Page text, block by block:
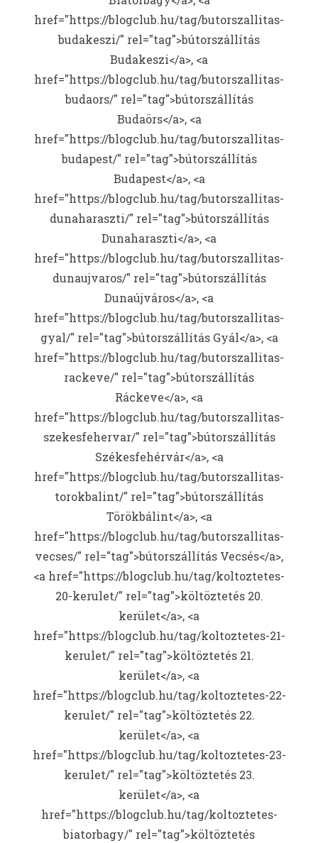
href="https://blogclub.hu/tag/butorszallitas-
budakeszi/" rel="tag">bútorszállítás
Budakeszi</a>, <a
href="https://blogclub.hu/tag/butorszallitas-
budaors/" rel="tag">bútorszállítás
Budaörs</a>, <a
href="https://blogclub.hu/tag/butorszallitas-
budapest/" rel="tag">bútorszállítás
Budapest</a>, <a
href="https://blogclub.hu/tag/butorszallitas-
dunaharaszti/" rel="tag">bútorszállítás
Dunaharaszti</a>, <a
href="https://blogclub.hu/tag/butorszallitas-
dunaujvaros/" rel="tag">bútorszállítás
Dunaújváros</a>, <a
href="https://blogclub.hu/tag/butorszallitas-
gyal/" rel="tag">bútorszállítás Gyál</a>, <a
href="https://blogclub.hu/tag/butorszallitas-
rackeve/" rel="tag">bútorszállítás
Ráckeve</a>, <a
href="https://blogclub.hu/tag/butorszallitas-
szekesfehervar/" rel="tag">bútorszállítás
Székesfehérvár</a>, <a
href="https://blogclub.hu/tag/butorszallitas-
torokbalint/" rel="tag">bútorszállítás
Törökbálint</a>, <a
href="https://blogclub.hu/tag/butorszallitas-
vecses/" rel="tag">bútorszállítás Vecsés</a>,
<a href="https://blogclub.hu/tag/koltoztetes-
20-kerulet/" rel="tag">költöztetés 20.
kerület</a>, <a
href="https://blogclub.hu/tag/koltoztetes-21-
kerulet/" rel="tag">költöztetés 21.
kerület</a>, <a
href="https://blogclub.hu/tag/koltoztetes-22-
kerulet/" rel="tag">költöztetés 22.
kerület</a>, <a
href="https://blogclub.hu/tag/koltoztetes-23-
kerulet/" rel="tag">költöztetés 23.
kerület</a>, <a
href="https://blogclub.hu/tag/koltoztetes-
biatorbagy/" rel="tag">költöztetés